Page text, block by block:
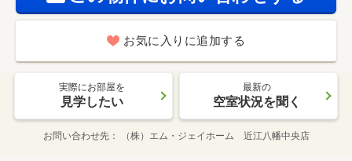
お気に入りに追加する
実際にお部屋を
見学したい
最新の
空室状況を聞く
お問い合わせ先 （株）エム・ジェイホーム 近江八幡中央店